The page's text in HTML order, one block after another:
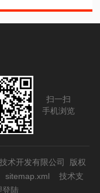
扫一扫
手机浏览
术开发有限公司 版权
sitemap.xml 技术支
登陆